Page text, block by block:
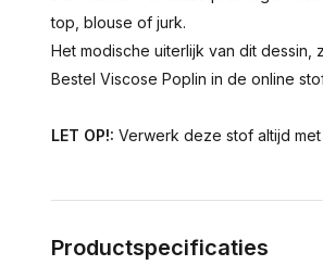
top, blouse of jurk.
Het modische uiterlijk van dit dessin,
Bestel Viscose Poplin in de online
LET OP!: Verwerk deze stof altijd
Productspecificaties